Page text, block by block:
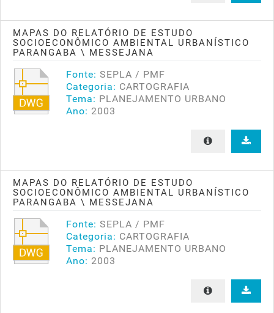
MAPAS DO RELATÓRIO DE ESTUDO
SOCIOECONÔMICO AMBIENTAL URBANÍSTICO
PARANGABA \ MESSEJANA
Fonte: SEPLA / PMF
Categoria: CARTOGRAFIA
Tema: PLANEJAMENTO URBANO
Ano: 2003
MAPAS DO RELATÓRIO DE ESTUDO
SOCIOECONÔMICO AMBIENTAL URBANÍSTICO
PARANGABA \ MESSEJANA
Fonte: SEPLA / PMF
Categoria: CARTOGRAFIA
Tema: PLANEJAMENTO URBANO
Ano: 2003